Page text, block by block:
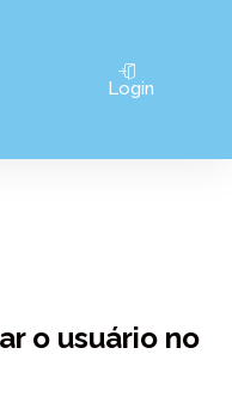
Login
o usuário no